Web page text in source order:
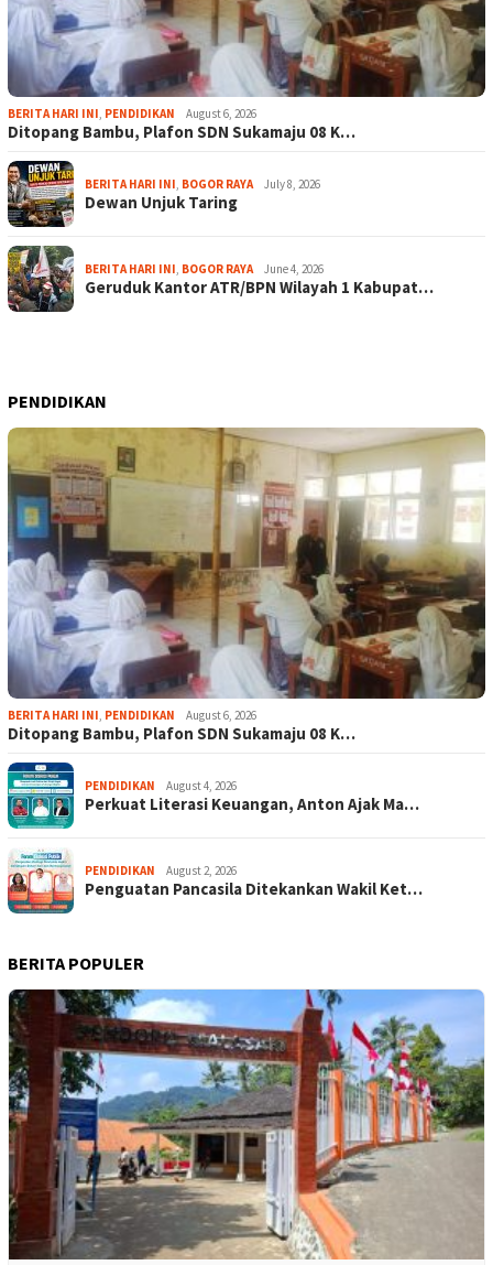
BERITA HARI INI PENDIDIKAN August 6, 2026
Ditopang Bambu, Plafon SDN Sukamaju 08 K…
BERITA HARI INI BOGOR RAYA July 8, 2026
Dewan Unjuk Taring
BERITA HARI INI BOGOR RAYA June 4, 2026
Geruduk Kantor ATR/BPN Wilayah 1 Kabupat…
PENDIDIKAN
BERITA HARI INI PENDIDIKAN August 6, 2026
Ditopang Bambu, Plafon SDN Sukamaju 08 K…
PENDIDIKAN August 4, 2026
Perkuat Literasi Keuangan, Anton Ajak Ma…
PENDIDIKAN August 2, 2026
Penguatan Pancasila Ditekankan Wakil Ket…
BERITA POPULER